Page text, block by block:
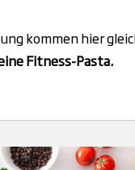
kommen hier
Fitness-Pasta.